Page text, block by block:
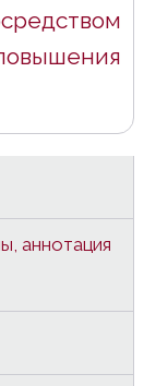
аннотация